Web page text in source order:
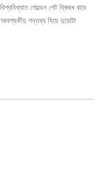
গোল্ডেন গেট ব্ৰিজৰ বাবে
আবশ্যকীয় গন্তব্য যিয়ে দুয়োটা